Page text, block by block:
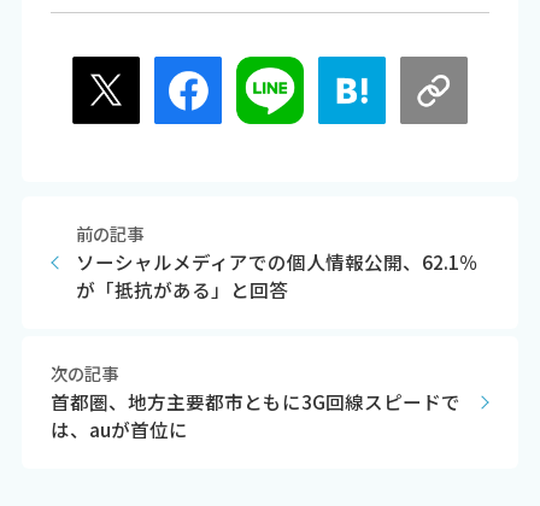
前の記事
ソーシャルメディアでの個人情報公開、62.1％
が「抵抗がある」と回答
次の記事
首都圏、地方主要都市ともに3G回線スピードで
は、auが首位に